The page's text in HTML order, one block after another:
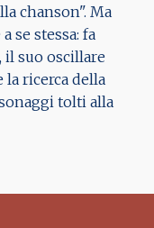
chanson". Ma
se stessa: fa
il suo oscillare
la ricerca della
tolti alla